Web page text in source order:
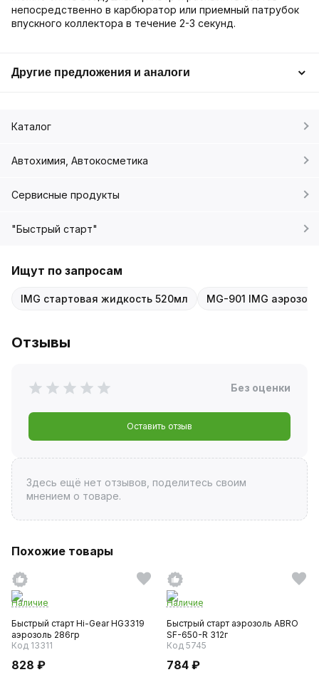
непосредственно в карбюратор или приемный патрубок
впускного коллектора в течение 2-3 секунд.
Другие предложения и аналоги
Каталог
Автохимия, Автокосметика
Сервисные продукты
"Быстрый старт"
Ищут по запросам
IMG стартовая жидкость 520мл MG-901 IMG аэрозоль
Отзывы
Без оценки
Оставить отзыв
Здесь ещё нет отзывов, поделитесь своим
мнением о товаре.
Похожие товары
Наличие
Быстрый старт Hi-Gear HG3319
аэрозоль 286гр
Код 13311
828 ₽
Наличие
Быстрый старт аэрозоль ABRO
SF-650-R 312г
Код 5745
784 ₽